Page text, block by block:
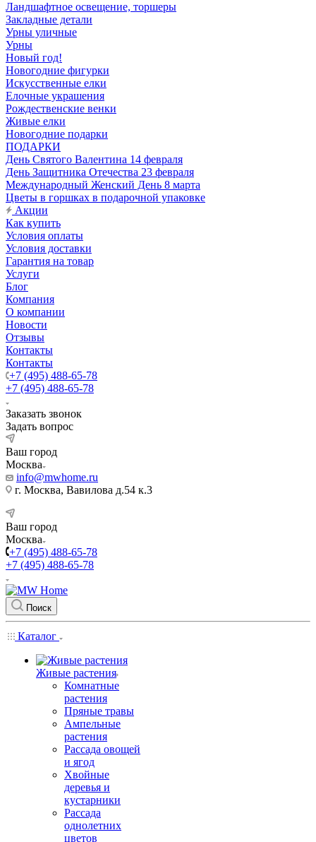
Ландшафтное освещение, торшеры
Закладные детали
Урны уличные
Урны
Новый год!
Новогодние фигурки
Искусственные елки
Елочные украшения
Рождественские венки
Живые елки
Новогодние подарки
ПОДАРКИ
День Святого Валентина 14 февраля
День Защитника Отечества 23 февраля
Международный Женский День 8 марта
Цветы в горшках в подарочной упаковке
Акции
Как купить
Условия оплаты
Условия доставки
Гарантия на товар
Услуги
Блог
Компания
О компании
Новости
Отзывы
Контакты
Контакты
+7 (495) 488-65-78
+7 (495) 488-65-78
Заказать звонок
Задать вопрос
Ваш город
Москва
info@mwhome.ru
г. Москва, Вавилова д.54 к.3
Ваш город
Москва
+7 (495) 488-65-78
+7 (495) 488-65-78
Поиск
Каталог
Живые растения
Комнатные
растения
Пряные травы
Ампельные
растения
Рассада овощей
и ягод
Хвойные
деревья и
кустарники
Рассада
однолетних
цветов